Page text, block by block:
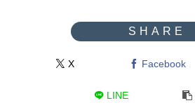
X Facebook
LINE